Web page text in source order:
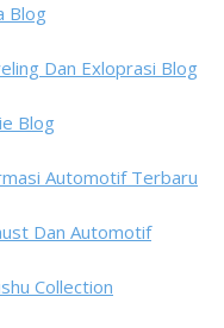
Blog
Dan Exloprasi Blog
Blog
Automotif Terbaru
Dan Automotif
Collection